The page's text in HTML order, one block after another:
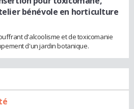
bénévole en horticulture
d'alcoolisme et de toxicomanie
d'un jardin botanique.